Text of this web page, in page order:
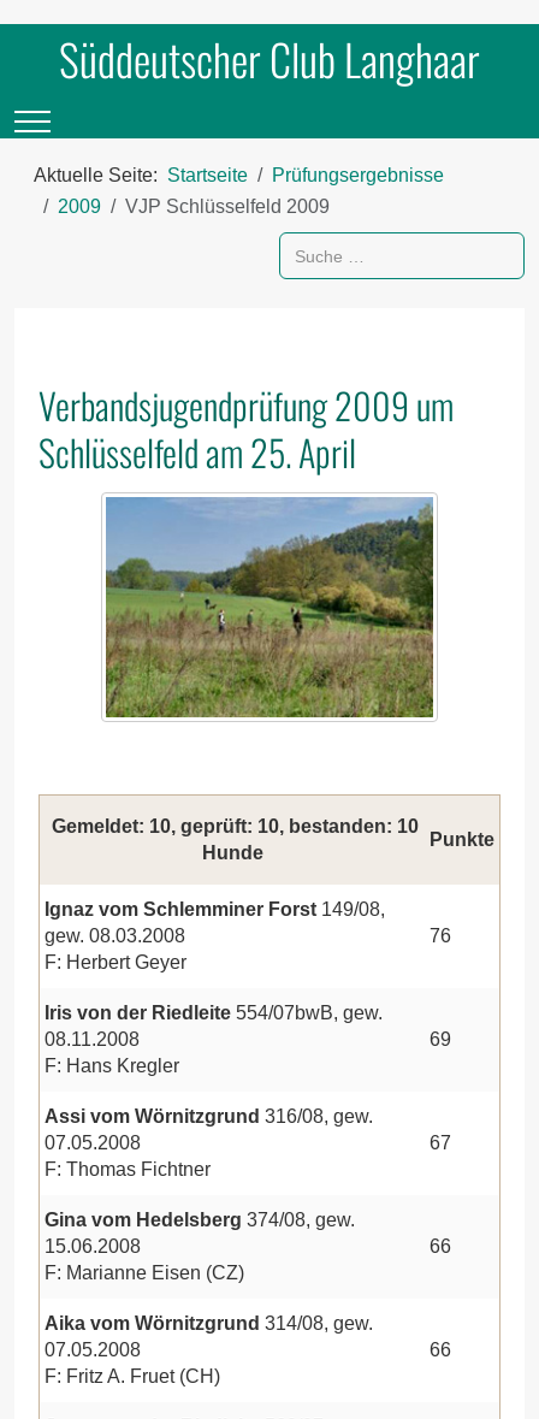
Süddeutscher Club Langhaar
Mobile Menu Toggle
Aktuelle Seite: Startseite
Prüfungsergebnisse
2009
VJP Schlüsselfeld 2009
Suchen
Verbandsjugendprüfung 2009 um
Schlüsselfeld am 25. April
Gemeldet: 10, geprüft: 10, bestanden: 10
Hunde
Punkte
Ignaz vom Schlemminer Forst 149/08,
gew. 08.03.2008
F: Herbert Geyer
76
Iris von der Riedleite 554/07bwB, gew.
08.11.2008
F: Hans Kregler
69
Assi vom Wörnitzgrund 316/08, gew.
07.05.2008
F: Thomas Fichtner
67
Gina vom Hedelsberg 374/08, gew.
15.06.2008
F: Marianne Eisen (CZ)
66
Aika vom Wörnitzgrund 314/08, gew.
07.05.2008
F: Fritz A. Fruet (CH)
66